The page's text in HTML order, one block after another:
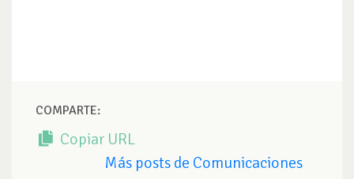
COMPARTE:
Copiar URL
Más posts de Comunicaciones